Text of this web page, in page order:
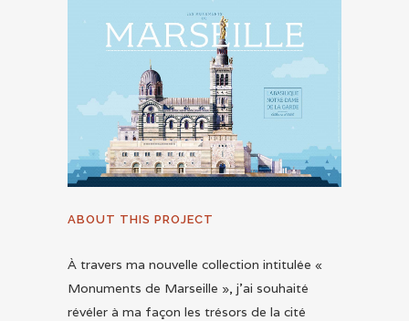
ABOUT THIS PROJECT
À travers ma nouvelle collection intitulée «
Monuments de Marseille », j’ai souhaité
révéler à ma façon les trésors de la cité